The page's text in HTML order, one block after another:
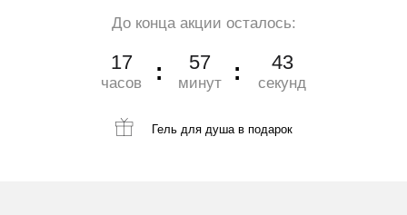
До конца акции осталось:
17
часов
57
минут
41
секунд
Гель для душав подарок